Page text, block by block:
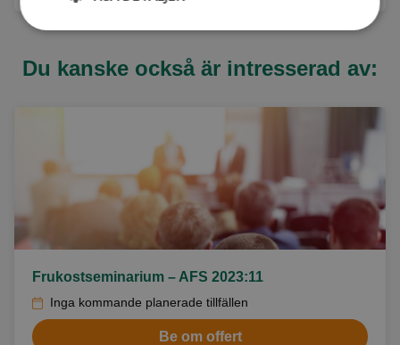
Du kanske också är intresserad av:
Frukostseminarium – AFS 2023:11
Inga kommande planerade tillfällen
Be om offert